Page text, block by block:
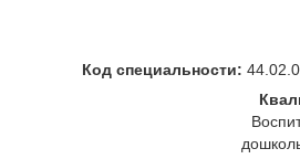
Код специальности: